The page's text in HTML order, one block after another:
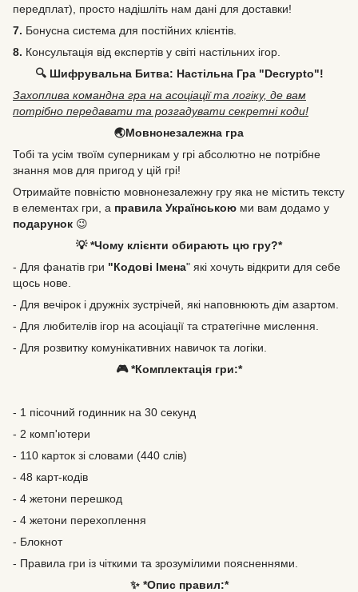
передплат), просто надішліть нам дані для доставки!
7. Бонусна система для постійних клієнтів.
8. Консультація від експертів у світі настільних ігор.
🔍 Шифрувальна Битва: Настільна Гра "Decrypto"!
Захоплива командна гра на асоціації та логіку, де вам
потрібно передавати та розгадувати секретні коди!
🌏Мовнонезалежна гра
Тобі та усім твоїм суперникам у грі абсолютно не потрібне
знання мов для пригод у цій грі!
Отримайте повністю мовнонезалежну гру яка не містить тексту
в елементах гри, а правила Українською ми вам додамо у
подарунок 😉
💡 *Чому клієнти обирають цю гру?*
- Для фанатів гри "Кодові Імена" які хочуть відкрити для себе
щось нове.
- Для вечірок і дружніх зустрічей, які наповнюють дім азартом.
- Для любителів ігор на асоціації та стратегічне мислення.
- Для розвитку комунікативних навичок та логіки.
🎮 *Комплектація гри:*
- 1 пісочний годинник на 30 секунд
- 2 комп'ютери
- 110 карток зі словами (440 слів)
- 48 карт-кодів
- 4 жетони перешкод
- 4 жетони перехоплення
- Блокнот
- Правила гри із чіткими та зрозумілими поясненнями.
✨ *Опис правил:*